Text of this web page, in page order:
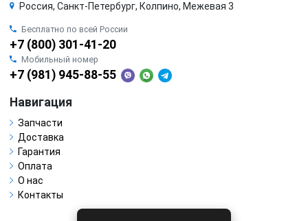
Россия, Санкт-Петербург, Колпино, Межевая 3
Бесплатно по всей России
+7 (800) 301-41-20
Мобильный номер
+7 (981) 945-88-55
Навигация
Запчасти
Доставка
Гарантия
Оплата
О нас
Контакты